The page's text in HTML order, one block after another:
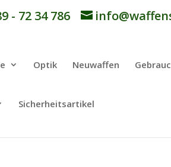
- 72 34 786
Optik Neuwaffen
Sicherheitsartikel